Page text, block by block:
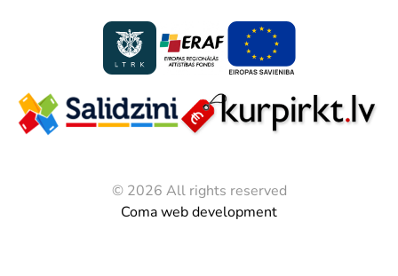
© 2026 All rights reserved
Coma web development